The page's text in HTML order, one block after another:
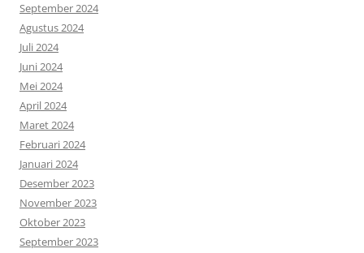
September 2024
Agustus 2024
Juli 2024
Juni 2024
Mei 2024
April 2024
Maret 2024
Februari 2024
Januari 2024
Desember 2023
November 2023
Oktober 2023
September 2023